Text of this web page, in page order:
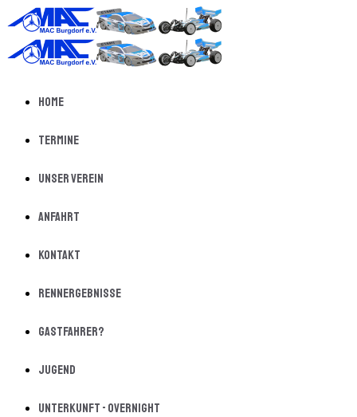
Home
Termine
Unser Verein
Anfahrt
Kontakt
Rennergebnisse
Gastfahrer?
Jugend
Unterkunft - Overnight